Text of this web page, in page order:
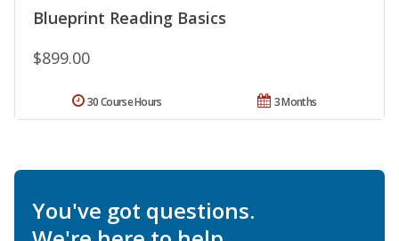
Blueprint Reading Basics
$899.00
3 Months
30 Course Hours
You've got questions.